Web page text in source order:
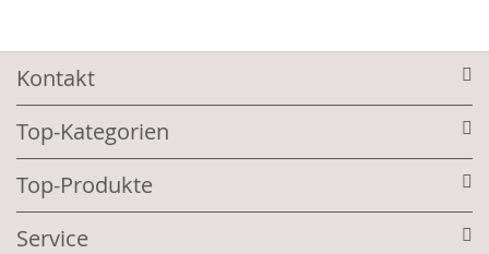
Kontakt
Top-Kategorien
Top-Produkte
Service